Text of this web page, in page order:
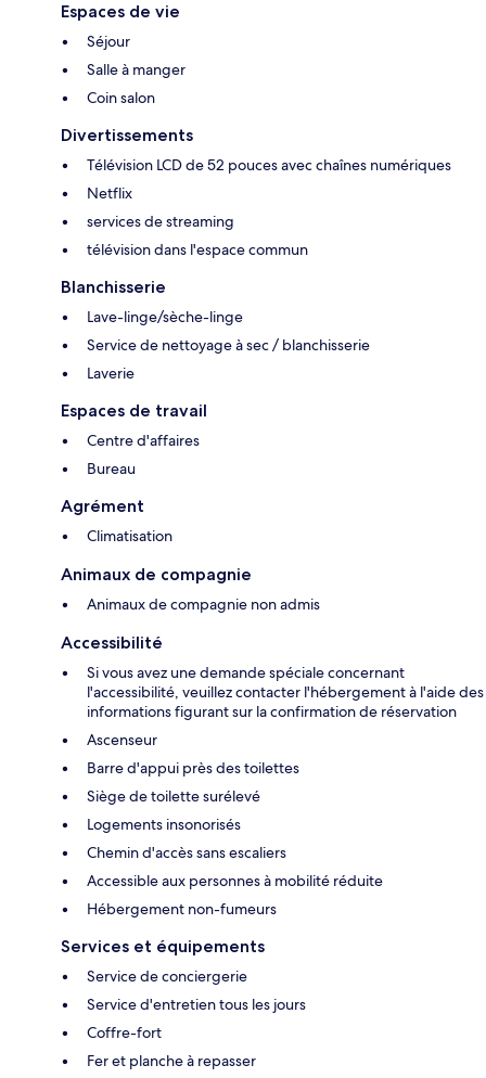
Espaces de vie
Séjour
Salle à manger
Coin salon
Divertissements
Télévision LCD de 52 pouces avec chaînes numériques
Netflix
services de streaming
télévision dans l'espace commun
Blanchisserie
Lave-linge/sèche-linge
Service de nettoyage à sec / blanchisserie
Laverie
Espaces de travail
Centre d'affaires
Bureau
Agrément
Climatisation
Animaux de compagnie
Animaux de compagnie non admis
Accessibilité
Si vous avez une demande spéciale concernant
l'accessibilité, veuillez contacter l'hébergement à l'aide des
informations figurant sur la confirmation de réservation
Ascenseur
Barre d'appui près des toilettes
Siège de toilette surélevé
Logements insonorisés
Chemin d'accès sans escaliers
Accessible aux personnes à mobilité réduite
Hébergement non-fumeurs
Services et équipements
Service de conciergerie
Service d'entretien tous les jours
Coffre-fort
Fer et planche à repasser